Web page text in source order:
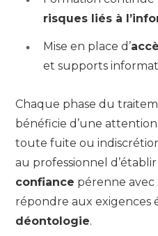
risques liés à
Mise en place d’
et supports
Chaque phase du
bénéficie d’une
toute fuite ou
au professionnel
confiance pérenne avec
répondre aux exigences
déontologie.